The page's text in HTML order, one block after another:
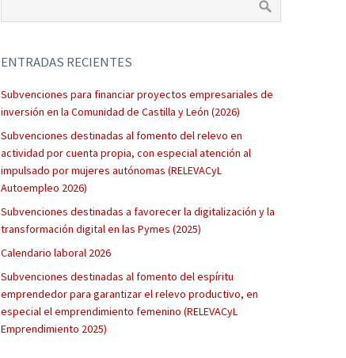
ENTRADAS RECIENTES
Subvenciones para financiar proyectos empresariales de
inversión en la Comunidad de Castilla y León (2026)
Subvenciones destinadas al fomento del relevo en
actividad por cuenta propia, con especial atención al
impulsado por mujeres autónomas (RELEVACyL
Autoempleo 2026)
Subvenciones destinadas a favorecer la digitalización y la
transformación digital en las Pymes (2025)
Calendario laboral 2026
Subvenciones destinadas al fomento del espíritu
emprendedor para garantizar el relevo productivo, en
especial el emprendimiento femenino (RELEVACyL
Emprendimiento 2025)